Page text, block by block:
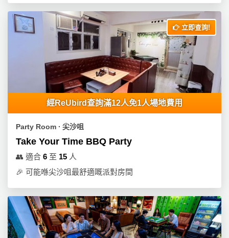
立即查詢!
經ReUbird查詢滿12人免1人場地費用
Party Room ∙ 尖沙咀
Take Your Time BBQ Party
👥 適合 6 至 15 人
🎉 可能喺尖沙咀最舒適嘅派對房間